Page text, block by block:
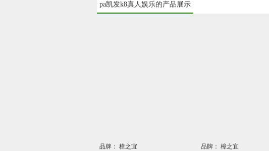
pa凯发k8真人娱乐的产品展示
品牌： 樟之宜
品牌： 樟之宜